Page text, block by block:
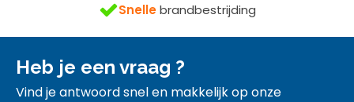
Snellebrandbestrijding
Heb je een vraag ?
Vind je antwoord snel en makkelijk op onze